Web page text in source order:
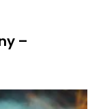
–